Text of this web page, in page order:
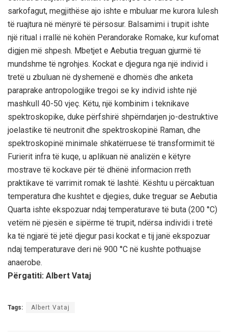
sarkofagut, megjithëse ajo ishte e mbuluar me kurora lulesh
të ruajtura në mënyrë të përsosur. Balsamimi i trupit ishte
një ritual i rrallë në kohën Perandorake Romake, kur kufomat
digjen më shpesh. Mbetjet e Aebutia treguan gjurmë të
mundshme të ngrohjes. Kockat e djegura nga një individ i
tretë u zbuluan në dyshemenë e dhomës dhe anketa
paraprake antropologjike tregoi se ky individ ishte një
mashkull 40-50 vjeç. Këtu, një kombinim i teknikave
spektroskopike, duke përfshirë shpërndarjen jo-destruktive
joelastike të neutronit dhe spektroskopinë Raman, dhe
spektroskopinë minimale shkatërruese të transformimit të
Furierit infra të kuqe, u aplikuan në analizën e këtyre
mostrave të kockave për të dhënë informacion rreth
praktikave të varrimit romak të lashtë. Kështu u përcaktuan
temperatura dhe kushtet e djegies, duke treguar se Aebutia
Quarta ishte ekspozuar ndaj temperaturave të buta (200 °C)
vetëm në pjesën e sipërme të trupit, ndërsa individi i tretë
ka të ngjarë të jetë djegur pasi kockat e tij janë ekspozuar
ndaj temperaturave deri në 900 °C në kushte pothuajse
anaerobe.
Përgatiti: Albert Vataj
Tags: Albert Vataj